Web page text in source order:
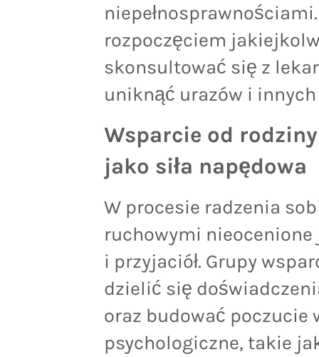
rozpoczęciem
skonsultować się z
uniknąć urazów i
Wsparcie od
jako siła napędowa
W procesie radzenia
ruchowymi
i przyjaciół. Grupy
dzielić się
oraz budować poczucie
psychologiczne, takie